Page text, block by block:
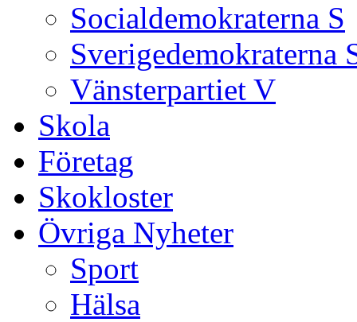
Socialdemokraterna S
Sverigedemokraterna
Vänsterpartiet V
Skola
Företag
Skokloster
Övriga Nyheter
Sport
Hälsa